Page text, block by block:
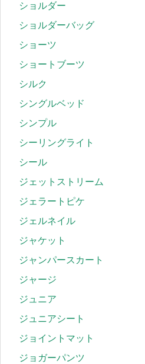
ショルダー
ショルダーバッグ
ショーツ
ショートブーツ
シルク
シングルベッド
シンプル
シーリングライト
シール
ジェットストリーム
ジェラートピケ
ジェルネイル
ジャケット
ジャンパースカート
ジャージ
ジュニア
ジュニアシート
ジョイントマット
ジョガーパンツ